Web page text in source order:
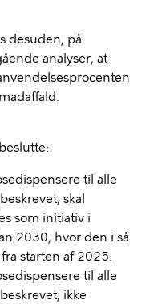
desuden, på
analyser, at
til alle
skal
som initiativ i
2030, hvor den i så
starten af 2025.
til alle
ikke